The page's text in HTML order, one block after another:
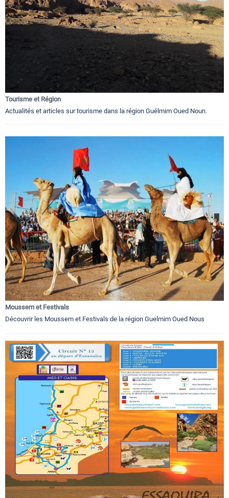
Tourisme et Région
Actualités et articles sur tourisme dans la région Guélmim Oued Noun.
Moussem et Festivals
Découvrir les Moussem et Festivals de la région Guelmim Oued Nous